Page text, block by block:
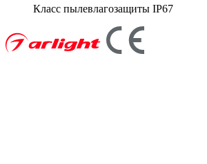
Класс пылевлагозащиты IP67